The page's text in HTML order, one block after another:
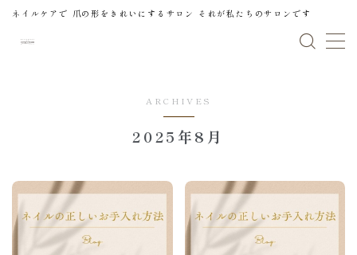
ネイルケアで 爪の形をきれいにするサロン それが私たちのサロンです
Salon
Menu＆Price メニュー＆プライス
ARCHIVES
2025年8月